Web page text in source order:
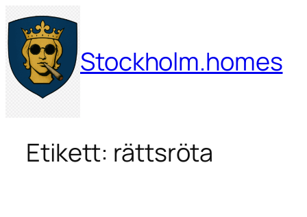
Hoppa
till
innehåll
Stockholm.homes
Etikett: rättsröta